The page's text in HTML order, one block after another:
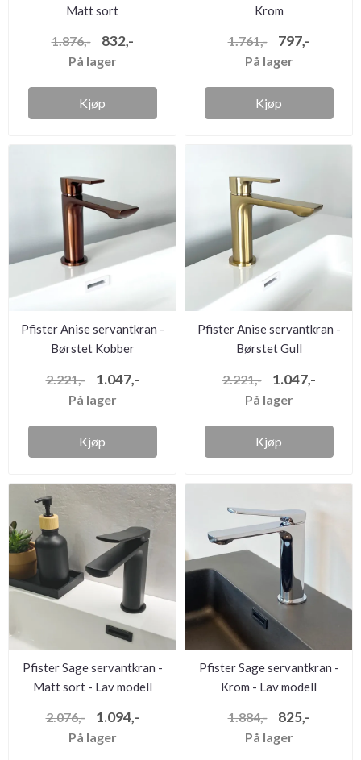
Matt sort
1.876,- 832,-
På lager
Kjøp
Krom
1.761,- 797,-
På lager
Kjøp
Pfister Anise servantkran -
Børstet Kobber
2.221,- 1.047,-
På lager
Kjøp
Pfister Anise servantkran -
Børstet Gull
2.221,- 1.047,-
På lager
Kjøp
Pfister Sage servantkran -
Matt sort - Lav modell
2.076,- 1.094,-
På lager
Pfister Sage servantkran -
Krom - Lav modell
1.884,- 825,-
På lager